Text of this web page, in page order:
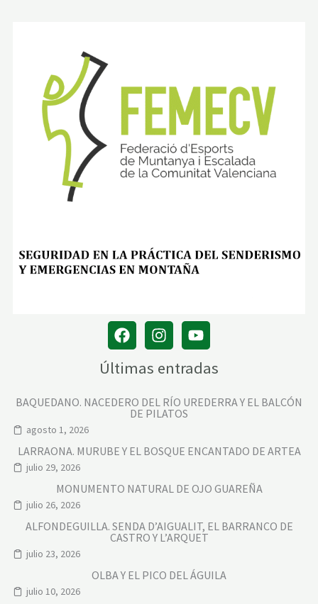
Últimas entradas
BAQUEDANO. NACEDERO DEL RÍO UREDERRA Y EL BALCÓN
DE PILATOS
agosto 1, 2026
LARRAONA. MURUBE Y EL BOSQUE ENCANTADO DE ARTEA
julio 29, 2026
MONUMENTO NATURAL DE OJO GUAREÑA
julio 26, 2026
ALFONDEGUILLA. SENDA D’AIGUALIT, EL BARRANCO DE
CASTRO Y L’ARQUET
julio 23, 2026
OLBA Y EL PICO DEL ÁGUILA
julio 10, 2026